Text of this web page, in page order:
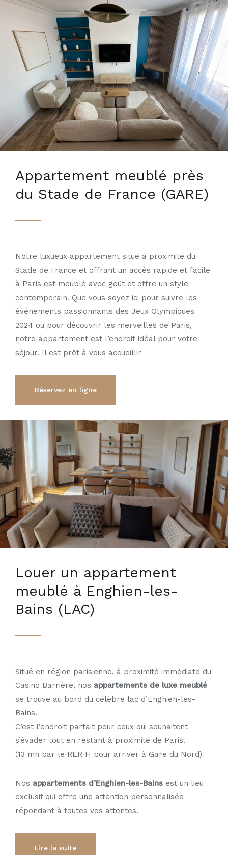
Appartement meublé près
du Stade de France (GARE)
Notre luxueux appartement situé à proximité du
Stade de France et offrant un accès rapide et facile
à Paris est meublé avec goût et offre un style
contemporain. Que vous soyez ici pour suivre les
événements passionnants des Jeux Olympiques
2024 ou pour découvrir les merveilles de Paris,
notre appartement est l’endroit idéal pour votre
séjour. Il est prêt à vous accueillir
Réservez en ligne
Louer un appartement
meublé à Enghien-les-
Bains (LAC)
Situé en région parisienne, à proximité immédiate du
Casino Barrière, nos appartements de luxe meublé
se trouve au bord du célèbre lac d’Enghien-les-
Bains.
C’est l’endroit parfait pour ceux qui souhaitent
s’évader tout en restant à proximité de Paris.
(13 mn par le RER H pour arriver à Gare du Nord)
Nos appartements d’Enghien-les-Bains est un lieu
exclusif qui offre une attention personnalisée
répondant à toutes vos attentes.
Lire la suite